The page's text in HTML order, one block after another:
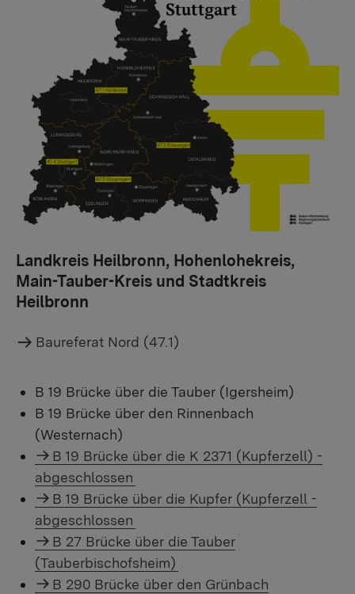
Landkreis Heilbronn, Hohenlohekreis,
Main-Tauber-Kreis und Stadtkreis
Heilbronn
Baureferat Nord (47.1)
B 19 Brücke über die Tauber (Igersheim)
B 19 Brücke über den Rinnenbach
(Westernach)
B 19 Brücke über die K 2371 (Kupferzell) -
abgeschlossen
B 19 Brücke über die Kupfer (Kupferzell -
abgeschlossen
B 27 Brücke über die Tauber
(Tauberbischofsheim)
B 290 Brücke über den Grünbach